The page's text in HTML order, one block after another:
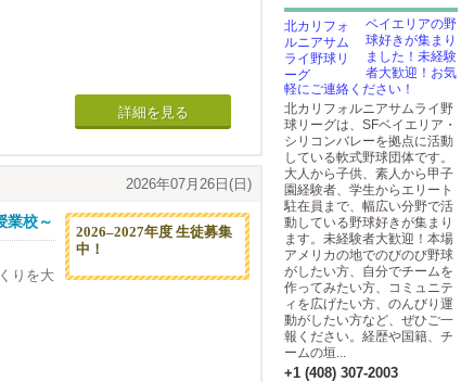
詳細を見る
2026年07月26日(日)
業校～
りを大
2026–2027年度 生徒募集
中！
ベイエリアの野
球好きが集まり
ました！未経験
者大歓迎！お気
軽にご連絡ください！
北カリフォルニアサムライ野
球リーグは、SFベイエリア・
シリコンバレーを拠点に活動
している軟式野球団体です。
大人から子供、素人から甲子
園経験者、学生からエリート
駐在員まで、幅広い分野で活
動している野球好きが集まり
ます。未経験者大歓迎！本場
アメリカの地でのびのび野球
がしたい方、自分でチームを
作ってみたい方、コミュニテ
ィを広げたい方、のんびり運
動がしたい方など、ぜひご一
報ください。経歴や国籍、チ
ームの垣...
+1 (408) 307-2003